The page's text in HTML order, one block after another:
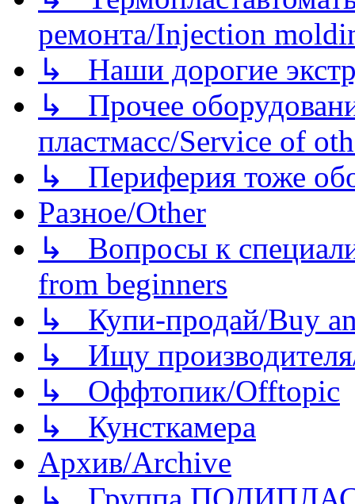
ремонта/Injection
↳ Наши дорогие
↳ Прочее
пластмасс/Service of
↳ Периферия тоже
Разное/Other
↳ Вопросы к
from beginners
↳ Купи-продай/Buy
↳ Ищу
↳ Оффтопик/Offtopic
↳ Кунсткамера
Архив/Archive